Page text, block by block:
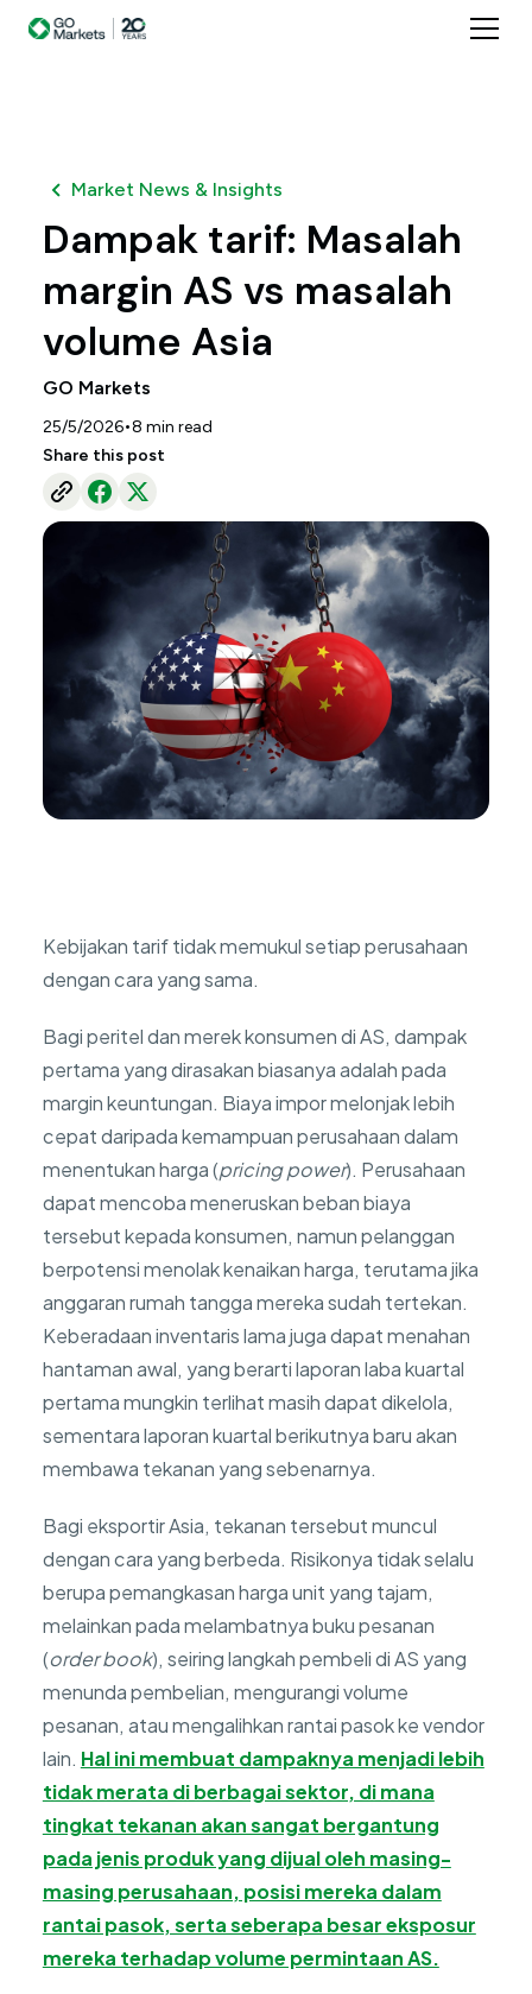
Market News & Insights
Dampak tarif: Masalah
margin AS vs masalah
volume Asia
GO Markets
25/5/2026•8 min read
Share this post
Kebijakan tarif tidak memukul setiap perusahaan
dengan cara yang sama.
Bagi peritel dan merek konsumen di AS, dampak
pertama yang dirasakan biasanya adalah pada
margin keuntungan. Biaya impor melonjak lebih
cepat daripada kemampuan perusahaan dalam
menentukan harga (pricing power). Perusahaan
dapat mencoba meneruskan beban biaya
tersebut kepada konsumen, namun pelanggan
berpotensi menolak kenaikan harga, terutama jika
anggaran rumah tangga mereka sudah tertekan.
Keberadaan inventaris lama juga dapat menahan
hantaman awal, yang berarti laporan laba kuartal
pertama mungkin terlihat masih dapat dikelola,
sementara laporan kuartal berikutnya baru akan
membawa tekanan yang sebenarnya.
Bagi eksportir Asia, tekanan tersebut muncul
dengan cara yang berbeda. Risikonya tidak selalu
berupa pemangkasan harga unit yang tajam,
melainkan pada melambatnya buku pesanan
(order book), seiring langkah pembeli di AS yang
menunda pembelian, mengurangi volume
pesanan, atau mengalihkan rantai pasok ke vendor
lain. Hal ini membuat dampaknya menjadi lebih
tidak merata di berbagai sektor, di mana
tingkat tekanan akan sangat bergantung
pada jenis produk yang dijual oleh masing-
masing perusahaan, posisi mereka dalam
rantai pasok, serta seberapa besar eksposur
mereka terhadap volume permintaan AS.